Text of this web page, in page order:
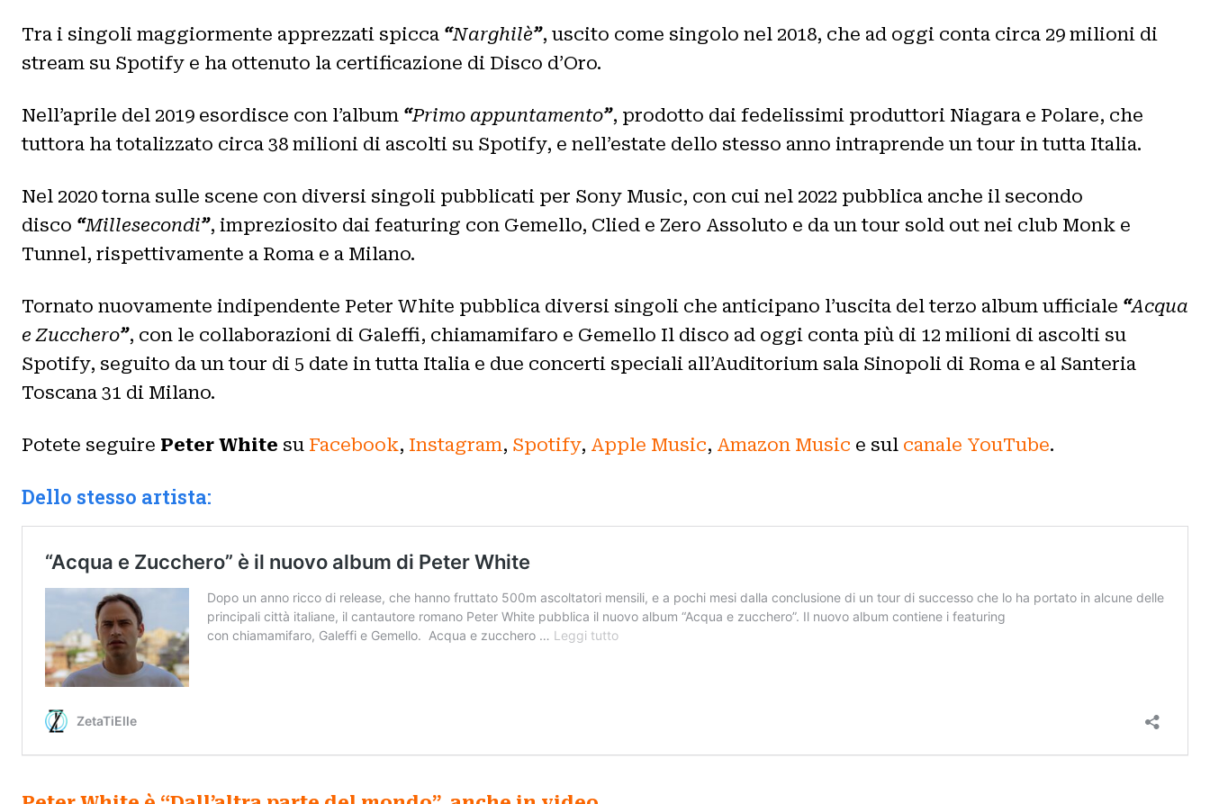
Tra i singoli maggiormente apprezzati spicca “Narghilè”, uscito come singolo nel 2018, che ad oggi conta circa 29 milioni di
stream su Spotify e ha ottenuto la certificazione di Disco d’Oro.
Nell’aprile del 2019 esordisce con l’album “Primo appuntamento”, prodotto dai fedelissimi produttori Niagara e Polare, che
tuttora ha totalizzato circa 38 milioni di ascolti su Spotify, e nell’estate dello stesso anno intraprende un tour in tutta Italia.
Nel 2020 torna sulle scene con diversi singoli pubblicati per Sony Music, con cui nel 2022 pubblica anche il secondo
disco “Millesecondi”, impreziosito dai featuring con Gemello, Clied e Zero Assoluto e da un tour sold out nei club Monk e
Tunnel, rispettivamente a Roma e a Milano.
Tornato nuovamente indipendente Peter White pubblica diversi singoli che anticipano l’uscita del terzo album ufficiale “Acqua
e Zucchero”, con le collaborazioni di Galeffi, chiamamifaro e Gemello Il disco ad oggi conta più di 12 milioni di ascolti su
Spotify, seguito da un tour di 5 date in tutta Italia e due concerti speciali all’Auditorium sala Sinopoli di Roma e al Santeria
Toscana 31 di Milano.
Potete seguire Peter White su Facebook, Instagram, Spotify, Apple Music, Amazon Music e sul canale YouTube.
Dello stesso artista: